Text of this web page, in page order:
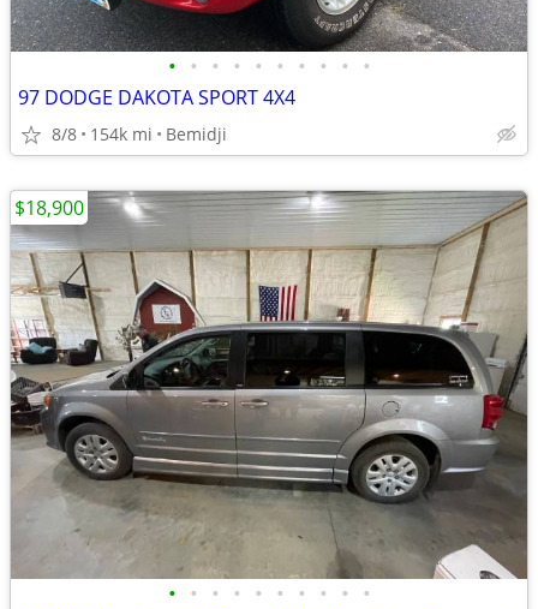
• • • • • • • • • •
97 DODGE DAKOTA SPORT 4X4
8/8 154k mi Bemidji
• • • • • • • • • •
$18,900